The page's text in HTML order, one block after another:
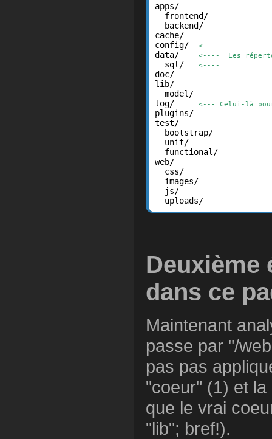
apps/
  frontend/
  backend/
cache/
config/
<----
data/ <----  Les
  sql/
<----
doc/
lib/
  model/
log/
<--- Celui-là
plugins/
test/
  bootstrap/
  unit/
  functional/
web/
  css/
  images/
  js/
  uploads/
Deuxième
dans ce
Maintenant
passe par "/
pas pas
"coeur" (1) et
que le vrai
"lib"; bref!).